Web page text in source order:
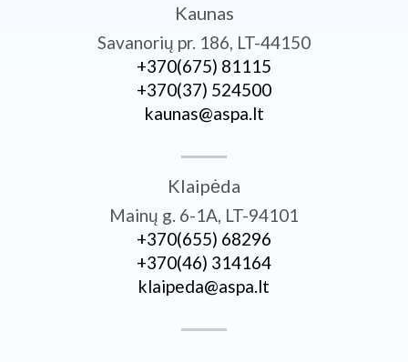
Kaunas
Savanorių pr. 186, LT-44150
+370­(675) 81115
+370­(37) 524500
kaunas@aspa.lt
Klaipėda
Mainų g. 6-1A, LT-94101
+370­(655) 68296
+370­(46) 314164
klaipeda@aspa.lt